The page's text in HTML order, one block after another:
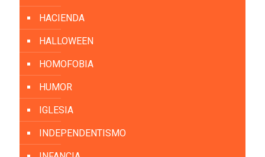
HACIENDA
HALLOWEEN
HOMOFOBIA
HUMOR
IGLESIA
INDEPENDENTISMO